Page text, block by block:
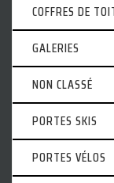
COFFRES DE
GALERIES
NON CLASSÉ
PORTES SKIS
PORTES VÉLOS